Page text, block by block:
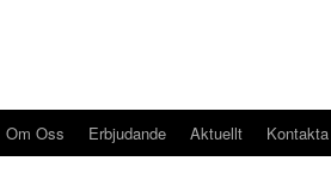
Om Oss Erbjudande Aktuellt